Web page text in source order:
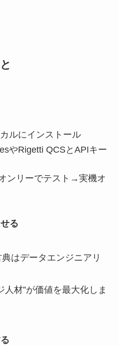
ルにインストール
やRigetti QCSとAPIキー
ンリーでテスト→実機オ
る
はデータエンジニアリ
人材”が価値を最大化しま